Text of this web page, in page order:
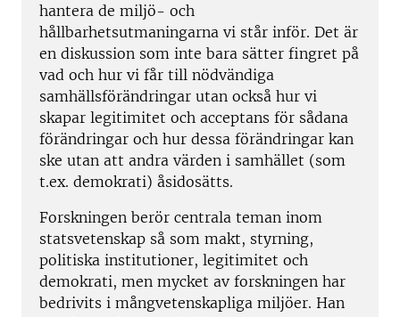
hantera de miljö- och
hållbarhetsutmaningarna vi står inför. Det är
en diskussion som inte bara sätter fingret på
vad och hur vi får till nödvändiga
samhällsförändringar utan också hur vi
skapar legitimitet och acceptans för sådana
förändringar och hur dessa förändringar kan
ske utan att andra värden i samhället (som
t.ex. demokrati) åsidosätts.
Forskningen berör centrala teman inom
statsvetenskap så som makt, styrning,
politiska institutioner, legitimitet och
demokrati, men mycket av forskningen har
bedrivits i mångvetenskapliga miljöer. Han